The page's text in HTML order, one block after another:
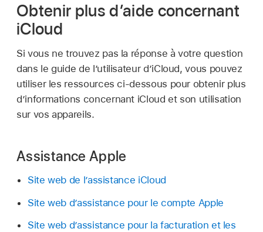
Obtenir plus d’aide concernant
iCloud
Si vous ne trouvez pas la réponse à votre question
dans le guide de l’utilisateur d’iCloud, vous pouvez
utiliser les ressources ci-dessous pour obtenir plus
d’informations concernant iCloud et son utilisation
sur vos appareils.
Assistance Apple
Site web de l’assistance iCloud
Site web d’assistance pour le compte Apple
Site web d’assistance pour la facturation et les